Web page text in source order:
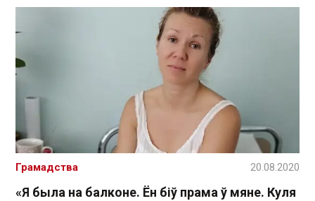
«Я была на балконе. Ён біў прама ў мяне. Куля
Грамадства 20.08.2020